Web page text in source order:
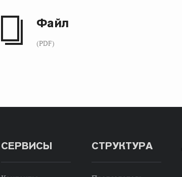
Файл
(PDF)
СЕРВИСЫ СТРУКТУРА